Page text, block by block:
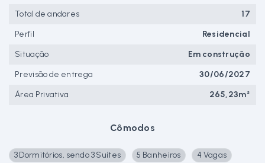
Cômodos
3 Dormitórios, sendo 3 Suítes 5 Banheiros 4 Vagas
Total de andares
17
Perfil
Residencial
Situação
Em construção
Previsão de entrega
30/06/2027
Área Privativa
265,23m²